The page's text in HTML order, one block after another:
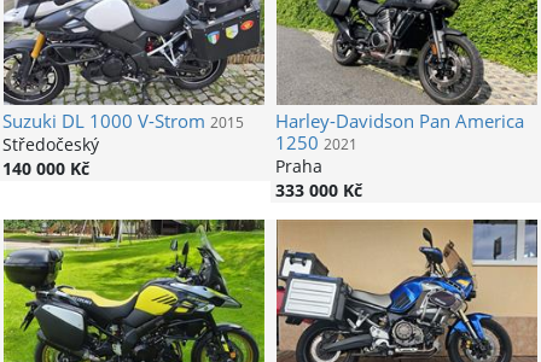
Suzuki DL 1000 V-Strom 2015
Středočeský
140 000 Kč
Harley-Davidson Pan America
1250 2021
Praha
333 000 Kč